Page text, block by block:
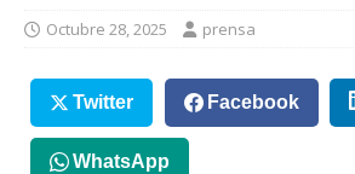
Octubre 28, 2025 prensa
Twitter Facebook
WhatsApp